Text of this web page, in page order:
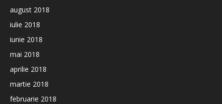
august 2018
iulie 2018
iunie 2018
mai 2018
aprilie 2018
martie 2018
februarie 2018